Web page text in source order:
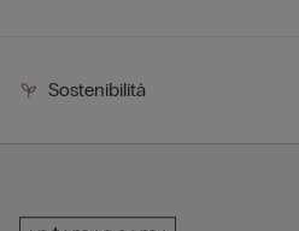
Sostenibilità